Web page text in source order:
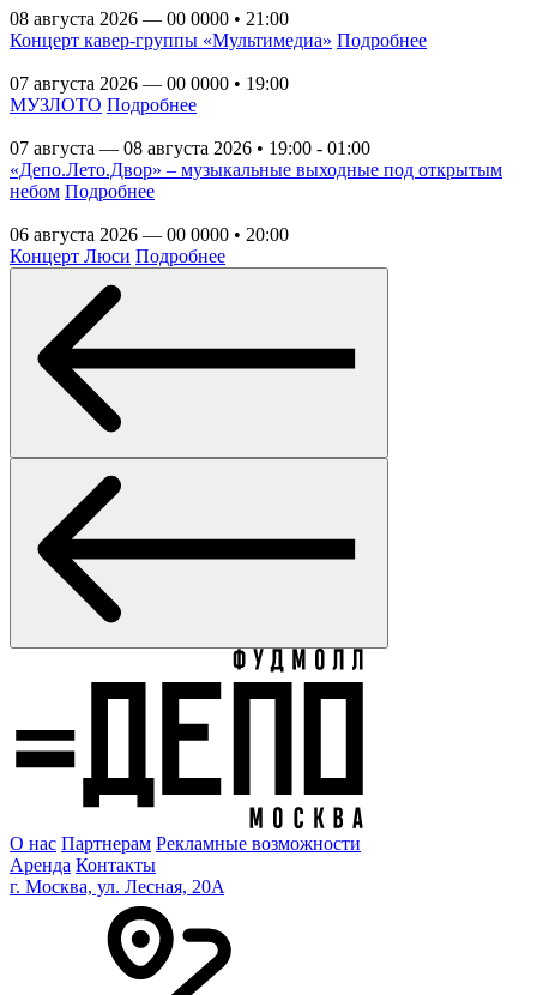
08 августа 2026 — 00 0000 • 21:00
Концерт кавер-группы «Мультимедиа» Подробнее
07 августа 2026 — 00 0000 • 19:00
МУЗЛОТО Подробнее
07 августа — 08 августа 2026 • 19:00 - 01:00
«Депо.Лето.Двор» – музыкальные выходные под открытым
небом Подробнее
06 августа 2026 — 00 0000 • 20:00
Концерт Люси Подробнее
О нас Партнерам Рекламные возможности
Аренда Контакты
г. Москва, ул. Лесная, 20A